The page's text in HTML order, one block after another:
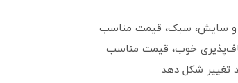
و سایش، سبک، قیمت مناسب
خوب، قیمت مناسب
تغییر شکل دهد